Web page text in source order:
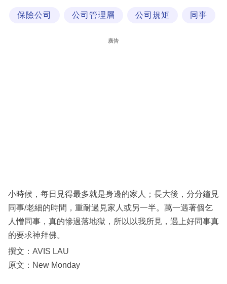
區
保險公司 公司管理層 公司規矩 同事
廣告
小時候，每日見得最多就是身邊的家人；長大後，分分鐘見
同事/老細的時間，重耐過見家人或另一半。萬一遇著個乞
人憎同事，真的慘過落地獄，所以以我所見，遇上好同事真
的要求神拜佛。
撰文：AVIS LAU
原文：New Monday